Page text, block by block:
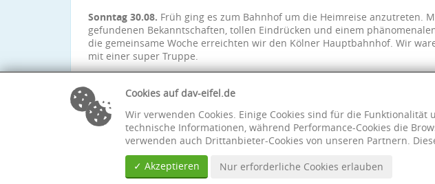
Sonntag 30.08. Früh ging es zum Bahnhof um die Heimreise anzutreten.
gefundenen Bekanntschaften, tollen Eindrücken und einem
die gemeinsame Woche erreichten wir den Kölner Hauptbahnhof. Wir
mit einer super Truppe.
Gesamtstrecke: 85,5 km 3.889 m ↗ 5.084 m ↘
Ein herzliches Dankeschön - Dir liebe Monika für die tolle Tour.
Cookies auf dav-eifel.de
Wir verwenden Cookies. Einige Cookies sind für die
technische Informationen, während Performance-Cookies die
verwenden auch Drittanbieter-Cookies von unseren Partnern.
✓ Akzeptieren
Nur erforderliche Cookies erlauben